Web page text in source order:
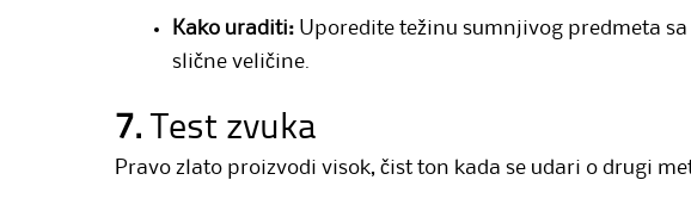
Kako uraditi: Uporedite težinu sumnjivog predmeta
slične veličine.
7. Test zvuka
Pravo zlato proizvodi visok, čist ton kada se udari o drugi